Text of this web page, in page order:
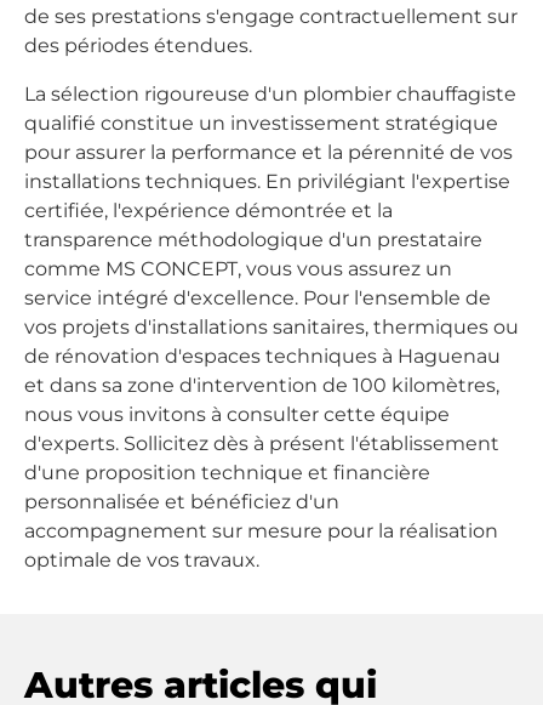
de ses prestations s'engage contractuellement sur
des périodes étendues.
La sélection rigoureuse d'un plombier chauffagiste
qualifié constitue un investissement stratégique
pour assurer la performance et la pérennité de vos
installations techniques. En privilégiant l'expertise
certifiée, l'expérience démontrée et la
transparence méthodologique d'un prestataire
comme MS CONCEPT, vous vous assurez un
service intégré d'excellence. Pour l'ensemble de
vos projets d'installations sanitaires, thermiques ou
de rénovation d'espaces techniques à Haguenau
et dans sa zone d'intervention de 100 kilomètres,
nous vous invitons à consulter cette équipe
d'experts. Sollicitez dès à présent l'établissement
d'une proposition technique et financière
personnalisée et bénéficiez d'un
accompagnement sur mesure pour la réalisation
optimale de vos travaux.
Autres articles qui